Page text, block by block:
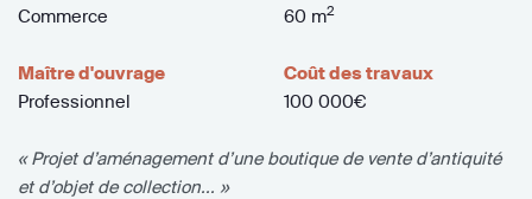
Commerce
60 m2
Maître d'ouvrage
Professionnel
Coût des travaux
100 000€
« Projet d’aménagement d’une boutique de vente d’antiquité
et d’objet de collection... »